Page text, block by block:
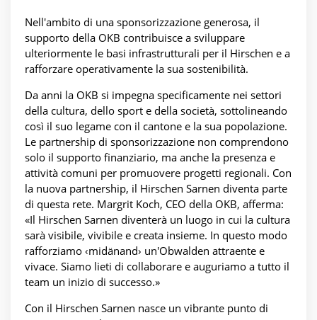
Nell'ambito di una sponsorizzazione generosa, il
supporto della OKB contribuisce a sviluppare
ulteriormente le basi infrastrutturali per il Hirschen e a
rafforzare operativamente la sua sostenibilità.
Da anni la OKB si impegna specificamente nei settori
della cultura, dello sport e della società, sottolineando
così il suo legame con il cantone e la sua popolazione.
Le partnership di sponsorizzazione non comprendono
solo il supporto finanziario, ma anche la presenza e
attività comuni per promuovere progetti regionali. Con
la nuova partnership, il Hirschen Sarnen diventa parte
di questa rete. Margrit Koch, CEO della OKB, afferma:
«Il Hirschen Sarnen diventerà un luogo in cui la cultura
sarà visibile, vivibile e creata insieme. In questo modo
rafforziamo ‹midänand› un'Obwalden attraente e
vivace. Siamo lieti di collaborare e auguriamo a tutto il
team un inizio di successo.»
Con il Hirschen Sarnen nasce un vibrante punto di